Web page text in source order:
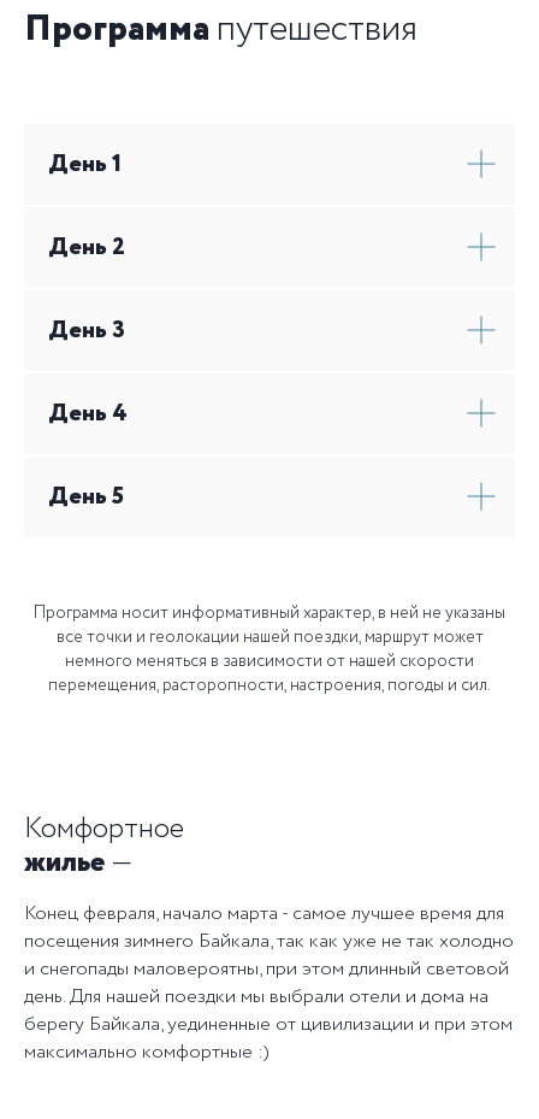
Программа путешествия
День 1
День 2
День 3
День 4
День 5
Программа носит информативный характер, в ней не указаны
все точки и геолокации нашей поездки, маршрут может
немного меняться в зависимости от нашей скорости
перемещения, расторопности, настроения, погоды и сил.
Комфортное
жилье —
Конец февраля, начало марта - самое лучшее время для
посещения зимнего Байкала, так как уже не так холодно
и снегопады маловероятны, при этом длинный световой
день. Для нашей поездки мы выбрали отели и дома на
берегу Байкала, уединенные от цивилизации и при этом
максимально комфортные :)